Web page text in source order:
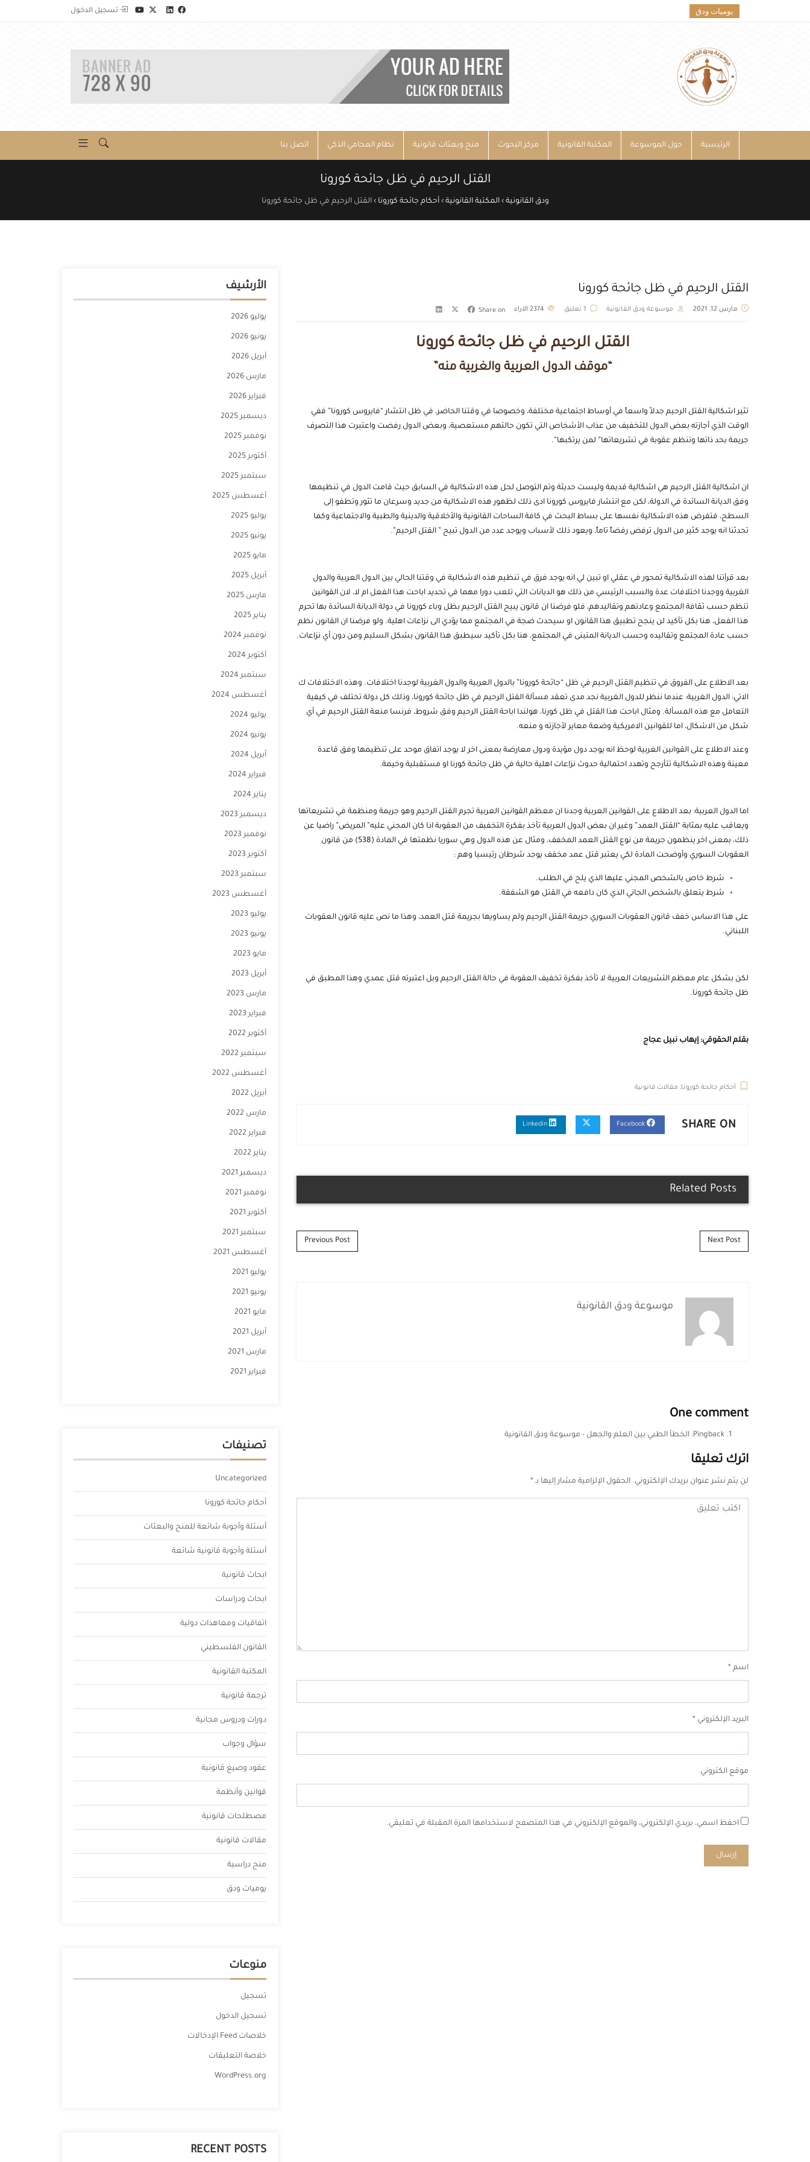
يوميات ودق تسجيل الدخول
الرئيسية حول الموسوعة المكتبة القانونية مركز البحوث منح وبعثات قانونية نظام المحامي الذكي اتصل بنا
القتل الرحيم في ظل جائحة كورونا
ودق القانونية ›المكتبة القانونية ›أحكام جائحة كورونا ›القتل الرحيم في ظل جائحة كورونا
القتل الرحيم في ظل جائحة كورونا
مارس 12, 2021 موسوعة ودق القانونية 1 تعليق الآراء Share on
القتل الرحيم في ظل جائحة كورونا
“موقف الدول العربية والغربية منه”
تثير اشكالية القتل الرحيم جدلاً واسعاً في أوساط اجتماعية مختلفة، وخصوصا في وقتنا الحاضر، في ظل انتشار “فايروس كورونا” ففي
الوقت الذي أجازته بعض الدول للتخفيف من عذاب الأشخاص التي تكون حالتهم مستعصية، وبعض الدول رفضت واعتبرت هذا التصرف
جريمة بحد ذاتها وتنظم عقوبة في تشريعاتها” لمن يرتكبها”.
ان اشكالية القتل الرحيم هي اشكالية قديمة وليست حديثة وتم التوصل لحل هذه الاشكالية في السابق حيث قامت الدول في تنظيمها
وفق الديانة السائدة في الدولة، لكن مع انتشار فايروس كورونا ادى ذلك لظهور هذه الاشكالية من جديد وسرعان ما تثور وتطفو إلى
السطح، فتفرض هذه الاشكالية نفسها على بساط البحث في كافة الساحات القانونية والأخلاقية والدينية والطبية والاجتماعية وكما
تحدثنا انه يوجد كثير من الدول ترفض رفضاٌ تاماٌ، ويعود ذلك لأسباب ويوجد عدد من الدول تبيح ” القتل الرحيم”.
بعد قرأتنا لهذه الاشكالية تمحور في عقلي او تبين لي انه يوجد فرق في تنظيم هذه الاشكالية في وقتنا الحالي بين الدول العربية والدول
الغربية ووجدنا اختلافات عدة والسبب الرئيسي من ذلك هو الديانات التي تلعب دورا مهما في تحديد اباحت هذا الفعل ام لا، لان القوانين
تنظم حسب ثقافة المجتمع وعادتهم وتقاليدهم، فلو فرضنا ان قانون يبيح القتل الرحيم بظل وباء كورونا في دولة الديانة السائدة بها تحرم
هذا الفعل، هنا بكل تأكيد لن ينجح تطبيق هذا القانون او سيحدث ضجة في المجتمع مما يؤدي الى نزاعات اهلية. ولو فرضنا ان القانون نظم
حسب عادة المجتمع وتقاليده وحسب الديانة المتبنى في المجتمع، هنا بكل تأكيد سيطبق هذا القانون بشكل السليم ومن دون أي نزاعات.
بعد الاطلاع على الفروق في تنظيم القتل الرحيم في ظل “جائحة كورونا” بالدول العربية والدول الغربية لوجدنا اختلافات. وهذه الاختلافات ك
الاتي: الدول الغربية: عندما ننظر للدول الغربية نجد مدى تعقد مسألة القتل الرحيم في ظل جائحة كورونا، وذلك كل دولة تختلف في كيفية
التعامل مع هذه المسألة. ومثال اباحت هذا القتل في ظل كورنا، هولندا اباحة القتل الرحيم وفق شروط، فرنسا منعة القتل الرحيم في أي
شكل من الاشكال، اما للقوانين الامريكية وضعة معاير لأجازته و منعه.
وعند الاطلاع على القوانين الغربية لوحظ انه يوجد دول مؤيدة ودول معارضة بمعنى اخر لا يوجد اتفاق موحد على تنظيمها وفق قاعدة
معينة وهذه الاشكالية تتأرجح وتهدد احتمالية حدوث نزاعات اهلية حالية في ظل جائحة كورنا او مستقبلية وخيمة.
اما الدول العربية: بعد الاطلاع على القوانين العربية وجدنا ان معظم القوانين العربية تجرم القتل الرحيم وهو جريمة ومنظمة في تشريعاتها
ويعاقب عليه بمثابة “القتل العمد” وغير ان بعض الدول العربية تأخذ بفكرة التخفيف من العقوبة اذا كان المجني عليه” المريض” راضيا عن
ذلك، بمعنى اخر ينظمون جريمة من نوع القتل العمد المخفف، ومثال عن هذه الدول وهي سوريا نظمتها في المادة (538) من قانون
العقوبات السوري وأوضحت المادة لكي يعتبر قتل عمد مخفف يوجد شرطان رئيسيا وهم :
شرط خاص بالشخص المجني عليها الذي يلح في الطلب.
شرط يتعلق بالشخص الجاني الذي كان دافعه في القتل هو الشفقة.
على هذا الاساس خفف قانون العقوبات السوري جريمة القتل الرحيم ولم يساويها بجريمة قتل العمد، وهذا ما نص عليه قانون العقوبات
اللبناني.
لكن بشكل عام معظم التشريعات العربية لا تأخذ بفكرة تخفيف العقوبة في حالة القتل الرحيم وبل اعتبرته قتل عمدي وهذا المطبق في
ظل جائحة كورونا.
بقلم الحقوقي: إيهاب نبيل عجاج
أحكام جائحة كورونا, مقالات قانونية
SHARE ON
Related Posts
Post navigation
Previous Post Next Post
موسوعة ودق القانونية
One comment
Pingback: الخطأ الطبي بين العلم والجهل - موسوعة ودق القانونية
اترك تعليقا
لن يتم نشر عنوان بريدك الإلكتروني. الحقول الإلزامية مشار إليها بـ *
اسم *
البريد الإلكتروني *
موقع الكتروني
احفظ اسمي، بريدي الإلكتروني، والموقع الإلكتروني في هذا المتصفح لاستخدامها المرة المقبلة في تعليقي.
الأرشيف
يوليو 2026
يونيو 2026
أبريل 2026
مارس 2026
فبراير 2026
ديسمبر 2025
نوفمبر 2025
أكتوبر 2025
سبتمبر 2025
أغسطس 2025
يوليو 2025
يونيو 2025
مايو 2025
أبريل 2025
مارس 2025
يناير 2025
نوفمبر 2024
أكتوبر 2024
سبتمبر 2024
أغسطس 2024
يوليو 2024
يونيو 2024
أبريل 2024
فبراير 2024
يناير 2024
ديسمبر 2023
نوفمبر 2023
أكتوبر 2023
سبتمبر 2023
أغسطس 2023
يوليو 2023
يونيو 2023
مايو 2023
أبريل 2023
مارس 2023
فبراير 2023
أكتوبر 2022
سبتمبر 2022
أغسطس 2022
أبريل 2022
مارس 2022
فبراير 2022
يناير 2022
ديسمبر 2021
نوفمبر 2021
أكتوبر 2021
سبتمبر 2021
أغسطس 2021
يوليو 2021
يونيو 2021
مايو 2021
أبريل 2021
مارس 2021
فبراير 2021
تصنيفات
Uncategorized
أحكام جائحة كورونا
أسئلة وأجوبة شائعة للمنح والبعثات
أسئلة وأجوبة قانونية شائعة
ابحاث قانونية
ابحاث ودراسات
اتفاقيات ومعاهدات دولية
القانون الفلسطيني
المكتبة القانونية
ترجمة قانونية
دورات ودروس مجانية
سؤال وجواب
عقود وصيغ قانونية
قوانين وأنظمة
مصطلحات قانونية
مقالات قانونية
منح دراسية
يوميات ودق
منوعات
تسجيل
تسجيل الدخول
خلاصات Feed الإدخالات
خلاصة التعليقات
WordPress.org
RECENT POSTS